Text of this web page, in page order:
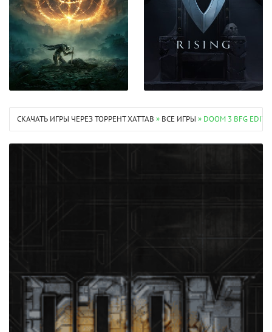
СКАЧАТЬ ИГРЫ ЧЕРЕЗ ТОРРЕНТ XATTAB » ВСЕ ИГРЫ » DOOM 3 BFG